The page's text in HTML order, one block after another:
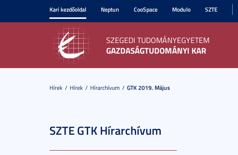
Kari kezdőoldal Neptun CooSpace Modulo SZTE
SZEGEDI TUDOMÁNYEGYETEM
GAZDASÁGTUDOMÁNYI KAR
Hírek Hírek Hírarchívum GTK 2019. Május
SZTE GTK Hírarchívum